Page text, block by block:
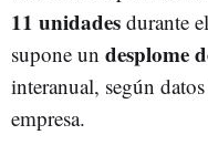
11 unidades durante
supone un desplome
interanual, según
empresa.